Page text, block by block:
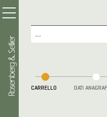
CARRELLO DATI